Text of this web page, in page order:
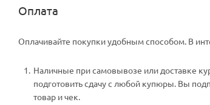
Оплата
Оплачивайте покупки удобным способом. В
Наличные при самовывозе или доставке
подготовить сдачу с любой купюры. Вы
товар и чек.